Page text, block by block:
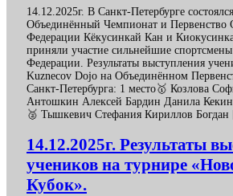
14.12.2025г. В Санкт-Петербурге
Объединённый Чемпионат и Первенство
Федерации Кёкусинкай Кан и
приняли участие сильнейшие
Федерации. Результаты выступления
Kuznecov Dojo на Объединённом
Санкт-Петербурга: 1 место🥇 Козлова
Антошкин Алексей Бардин Данила
🥈 Тышкевич Стефания Кириллов
14.12.2025г. Результаты
учеников на турнире
Кубок».